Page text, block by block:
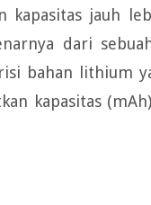
jauh
dari
bahan lithium
kapasitas